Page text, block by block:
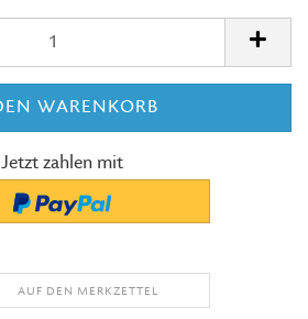
Jetzt zahlen mit
AUF DEN MERKZETTEL